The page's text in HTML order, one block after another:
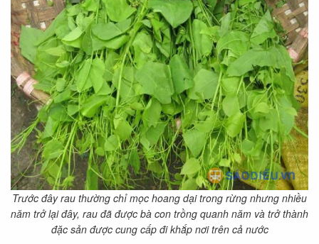
Trước đây rau thường chỉ mọc hoang dại trong rừng nhưng nhiều
năm trở lại đây, rau đã được bà con trồng quanh năm và trở thành
đặc sản được cung cấp đi khắp nơi trên cả nước